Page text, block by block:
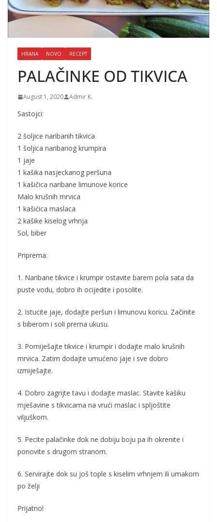
HRANA NOVO RECEPT
PALAČINKE OD TIKVICA
August 1, 2020 Admir K.
Sastojci:
2 šoljice naribanih tikvica
1 šoljica naribanog krumpira
1 jaje
1 kašika nasjeckanog peršuna
1 kašičica naribane limunove korice
Malo krušnih mrvica
1 kašićica maslaca
2 kašike kiselog vrhnja
Sol, biber
Priprema:
1. Naribane tikvice i krumpir ostavite barem pola sata da
puste vodu, dobro ih ocijedite i posolite.
2. Istucite jaje, dodajte peršun i limunovu koricu. Začinite
s biberom i soli prema ukusu.
3. Pomiješajte tikvice i krumpir i dodajte malo krušnih
mrvica. Zatim dodajte umućeno jaje i sve dobro
izmiješajte.
4. Dobro zagrijte tavu i dodajte maslac. Stavite kašiku
mješavine s tikvicama na vrući maslac i spljoštite
viljuškom.
5. Pecite palačinke dok ne dobiju boju pa ih okrenite i
ponovite s drugom stranom.
6. Servirajte dok su još tople s kiselim vrhnjem ili umakom
po želji
Prijatno!